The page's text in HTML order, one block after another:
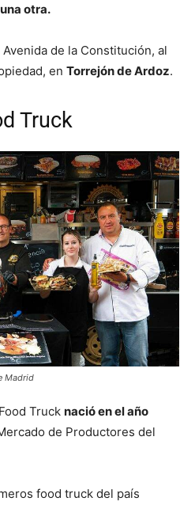
otra.
de la Constitución, al
en Torrejón de Ardoz.
Truck
Madrid
Truck nació en el año
de Productores del
food truck del país